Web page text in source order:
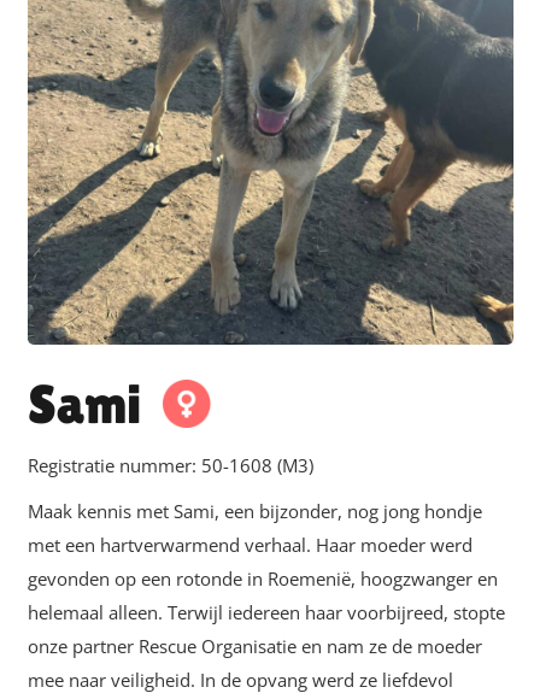
Sami
Registratie nummer: 50-1608 (M3)
Maak kennis met Sami, een bijzonder, nog jong hondje
met een hartverwarmend verhaal. Haar moeder werd
gevonden op een rotonde in Roemenië, hoogzwanger en
helemaal alleen. Terwijl iedereen haar voorbijreed, stopte
onze partner Rescue Organisatie en nam ze de moeder
mee naar veiligheid. In de opvang werd ze liefdevol